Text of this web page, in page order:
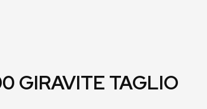
GIRAVITE TAGLIO